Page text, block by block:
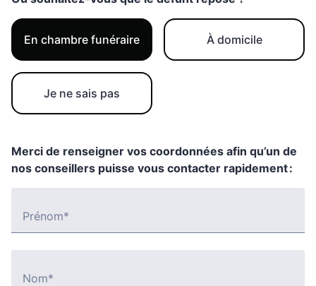
En chambre funéraire À domicile
Je ne sais pas
Merci de renseigner vos coordonnées afin qu’un de
nos conseillers puisse vous contacter rapidement :
Prénom*
Nom*